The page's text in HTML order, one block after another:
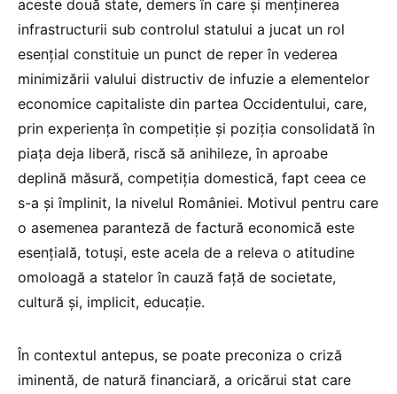
aceste două state, demers în care și menținerea
infrastructurii sub controlul statului a jucat un rol
esențial constituie un punct de reper în vederea
minimizării valului distructiv de infuzie a elementelor
economice capitaliste din partea Occidentului, care,
prin experiența în competiție și poziția consolidată în
piața deja liberă, riscă să anihileze, în aproabe
deplină măsură, competiția domestică, fapt ceea ce
s-a și împlinit, la nivelul României. Motivul pentru care
o asemenea paranteză de factură economică este
esențială, totuși, este acela de a releva o atitudine
omoloagă a statelor în cauză față de societate,
cultură și, implicit, educație.
În contextul antepus, se poate preconiza o criză
iminentă, de natură financiară, a oricărui stat care